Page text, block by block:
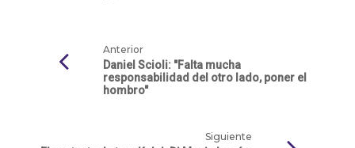
Anterior
Daniel Scioli: "Falta mucha
responsabilidad del otro lado, poner el
hombro"
Siguiente